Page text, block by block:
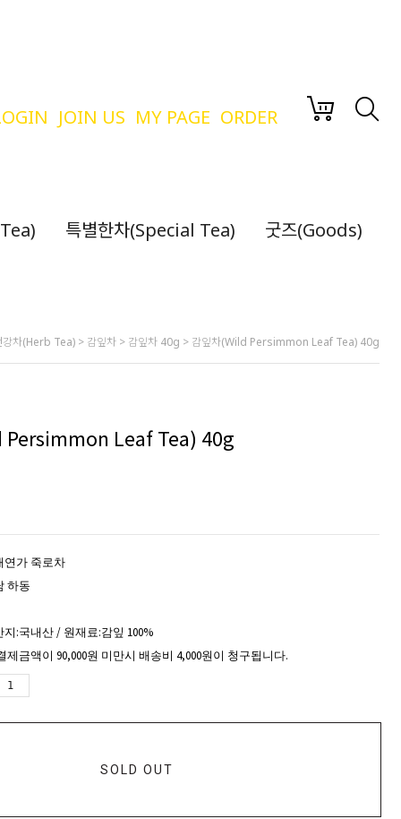
JOIN US MY PAGE ORDER
특별한차(Special Tea) 굿즈(Goods)
강차(Herb Tea) > 감잎차 > 감잎차 40g > 감잎차(Wild Persimmon Leaf Tea) 40g
Leaf Tea) 40g
연가 죽로차
하동
지:국내산 / 원재료:감잎 100%
제금액이 90,000원 미만시 배송비 4,000원이 청구됩니다.
SOLD OUT